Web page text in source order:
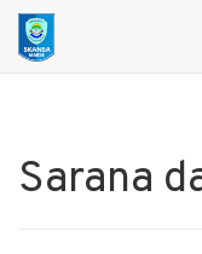
Sarana